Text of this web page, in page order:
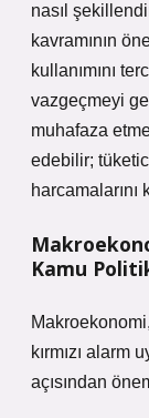
nasıl
kavramının
kullanımını
vazgeçmeyi
muhafaza
edebilir;
harcamalarını
Kamu
kırmızı alarm
açısından